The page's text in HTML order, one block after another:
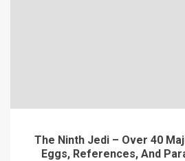
The Ninth Jedi – Over 40
Eggs, References, And